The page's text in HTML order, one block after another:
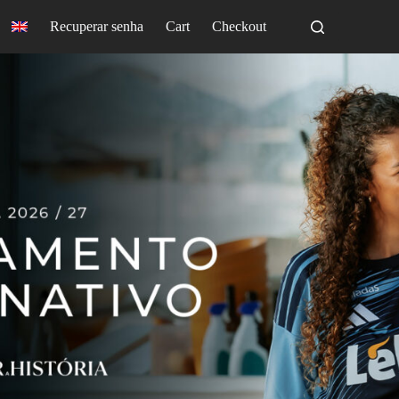
Recuperar senha Cart Checkout